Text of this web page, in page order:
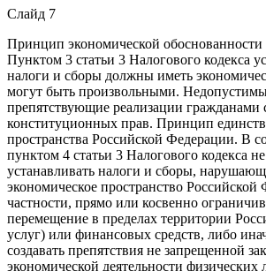
Слайд 7
Принцип экономической обоснованности
Пунктом 3 статьи 3 Налогового кодекса
налоги и сборы должны иметь
могут быть произвольными.
препятствующие реализации гражданами
конституционных прав. Принцип
пространства Российской Федерации. В
пунктом 4 статьи 3 Налогового кодекса
устанавливать налоги и сборы,
экономическое пространство Российской
частности, прямо или косвенно
перемещение в пределах территории
услуг) или финансовых средств, либо
создавать препятствия не запрещенной
экономической деятельности физических